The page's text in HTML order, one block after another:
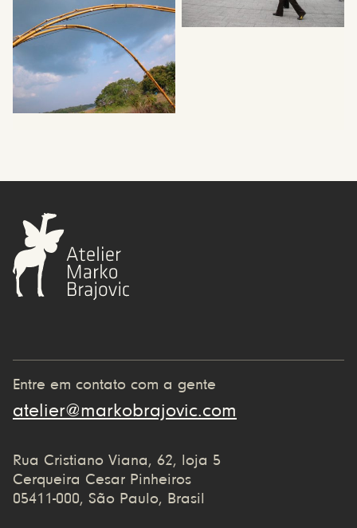
Entre em contato com a gente
atelier@markobrajovic.com
Rua Cristiano Viana, 62, loja 5
Cerqueira Cesar Pinheiros
05411-000, São Paulo, Brasil